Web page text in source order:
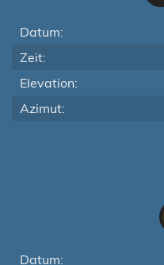
Datum:
Zeit:
Elevation:
Azimut:
Datum: